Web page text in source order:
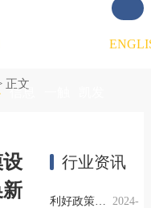
信息
正文
行业资讯
利好政策提振钢市信心，四季度行业需求或小幅上升 2024-